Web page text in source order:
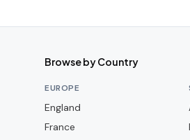
Browse by Country
EUROPE
England
France